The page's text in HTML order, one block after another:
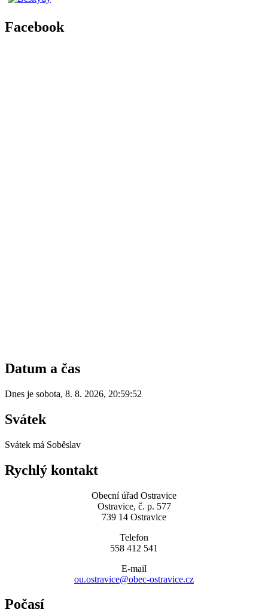
Facebook
Datum a čas
Dnes je sobota, 8. 8. 2026, 20:59:52
Svátek
Svátek má Soběslav
Rychlý kontakt
Obecní úřad Ostravice
Ostravice, č. p. 577
739 14 Ostravice
Telefon
558 412 541
E-mail
ou.ostravice@obec-ostravice.cz
Počasí